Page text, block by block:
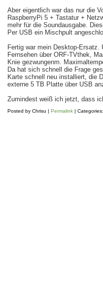
Aber eigentlich war das nur die
RaspberryPi 5 + Tastatur +
mehr für die Soundausgabe.
Per USB ein Mischpult
Fertig war mein Desktop-
Fernsehen über ORF-TVthek,
Knie gezwungenm.
Da hat sich schnell die Frage
Karte schnell neu installiert, die
externe 5 TB Platte über USB
Zumindest weiß ich jetzt, dass
Posted by Chrisu | Permalink | Categories: